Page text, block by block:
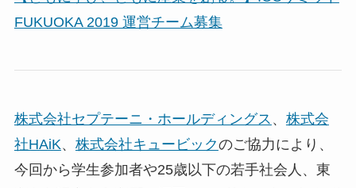
FUKUOKA 2019 運営チーム募集
株式会社セプテーニ・ホールディングス 、 株式会
社HAiK、 株式会社キュービックのご協力により、
今回から学生参加者や25歳以下の若手社会人、東